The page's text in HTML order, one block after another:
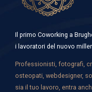
Il primo Coworking a
i lavoratori del nuovo
Professionisti, fotografi,
osteopati, webdesigner,
sia il tuo lavoro, entra